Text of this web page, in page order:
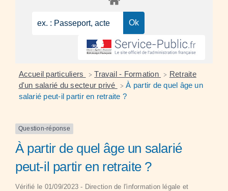
Accueil particuliers > Travail - Formation > Retraite
d'un salarié du secteur privé
> À partir de quel âge un
salarié peut-il partir en retraite ?
Question-réponse
À partir de quel âge un salarié
peut-il partir en retraite ?
Vérifié le 01/09/2023 - Direction de l'information légale et